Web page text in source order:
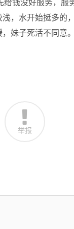
钱没好服务，服
，水开始挺多的
妹子死活不同意
举报